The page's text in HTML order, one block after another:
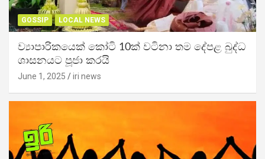
GOSSIP LOCAL NEWS
ව්‍යාපාරිකයෙක් කෝටි 10ක් වටිනා තම දේපළ බුද්ධ
ශාසනයට පූජා කරයි
June 1, 2025 iri news